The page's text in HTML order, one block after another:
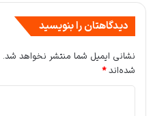
دیدگاهتان را بنویسید
نشانی ایمیل شما منتشر نخواهد شد.
شده‌اند*